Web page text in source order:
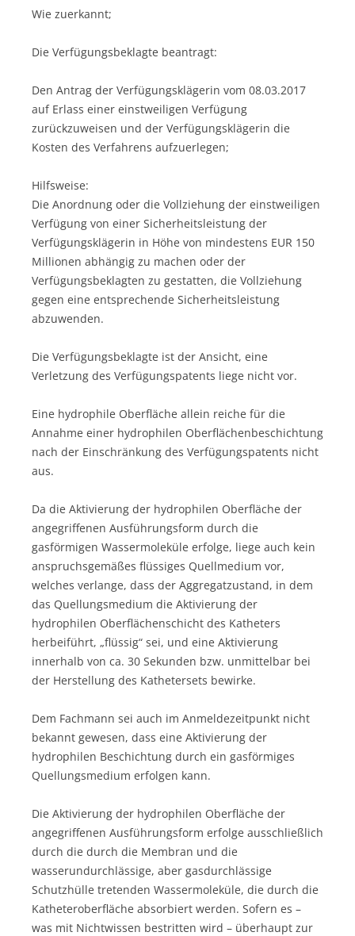
Wie zuerkannt;
Die Verfügungsbeklagte beantragt:
Den Antrag der Verfügungsklägerin vom 08.03.2017
auf Erlass einer einstweiligen Verfügung
zurückzuweisen und der Verfügungsklägerin die
Kosten des Verfahrens aufzuerlegen;
Hilfsweise:
Die Anordnung oder die Vollziehung der einstweiligen
Verfügung von einer Sicherheitsleistung der
Verfügungsklägerin in Höhe von mindestens EUR 150
Millionen abhängig zu machen oder der
Verfügungsbeklagten zu gestatten, die Vollziehung
gegen eine entsprechende Sicherheitsleistung
abzuwenden.
Die Verfügungsbeklagte ist der Ansicht, eine
Verletzung des Verfügungspatents liege nicht vor.
Eine hydrophile Oberfläche allein reiche für die
Annahme einer hydrophilen Oberflächenbeschichtung
nach der Einschränkung des Verfügungspatents nicht
aus.
Da die Aktivierung der hydrophilen Oberfläche der
angegriffenen Ausführungsform durch die
gasförmigen Wassermoleküle erfolge, liege auch kein
anspruchsgemäßes flüssiges Quellmedium vor,
welches verlange, dass der Aggregatzustand, in dem
das Quellungsmedium die Aktivierung der
hydrophilen Oberflächenschicht des Katheters
herbeiführt, „flüssig“ sei, und eine Aktivierung
innerhalb von ca. 30 Sekunden bzw. unmittelbar bei
der Herstellung des Kathetersets bewirke.
Dem Fachmann sei auch im Anmeldezeitpunkt nicht
bekannt gewesen, dass eine Aktivierung der
hydrophilen Beschichtung durch ein gasförmiges
Quellungsmedium erfolgen kann.
Die Aktivierung der hydrophilen Oberfläche der
angegriffenen Ausführungsform erfolge ausschließlich
durch die durch die Membran und die
wasserundurchlässige, aber gasdurchlässige
Schutzhülle tretenden Wassermoleküle, die durch die
Katheteroberfläche absorbiert werden. Sofern es –
was mit Nichtwissen bestritten wird – überhaupt zur